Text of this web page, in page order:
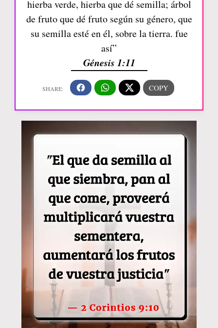
hierba verde, hierba que dé semilla; árbol
de fruto que dé fruto según su género, que
su semilla esté en él, sobre la tierra. fue
así”
Génesis 1:11